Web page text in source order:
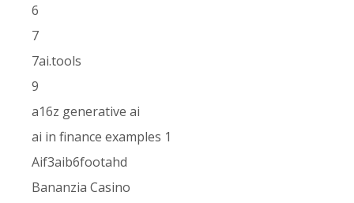
6
7
7ai.tools
9
a16z generative ai
ai in finance examples 1
Aif3aib6footahd
Bananzia Casino